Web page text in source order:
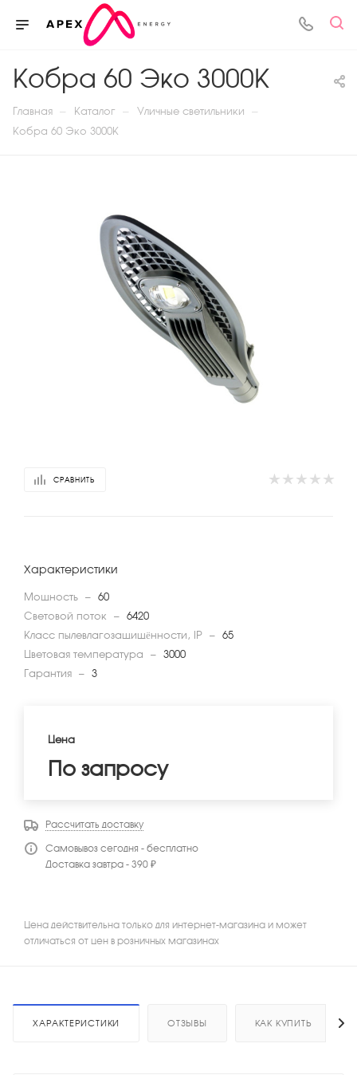
Кобра 60 Эко 3000К
Главная — Каталог — Уличные светильники —
Кобра 60 Эко 3000К
СРАВНИТЬ
Характеристики
Мощность — 60
Световой поток
— 6420
Класс пылевлагозащищённости, IP — 65
Цветовая температура
— 3000
Гарантия — 3
Цена
По запросу
Рассчитать доставку
Самовывоз сегодня - бесплатно
Доставка завтра - 390 ₽
Цена действительна только для интернет-магазина и может
отличаться от цен в розничных магазинах
ХАРАКТЕРИСТИКИ ОТЗЫВЫ КАК КУПИТЬ